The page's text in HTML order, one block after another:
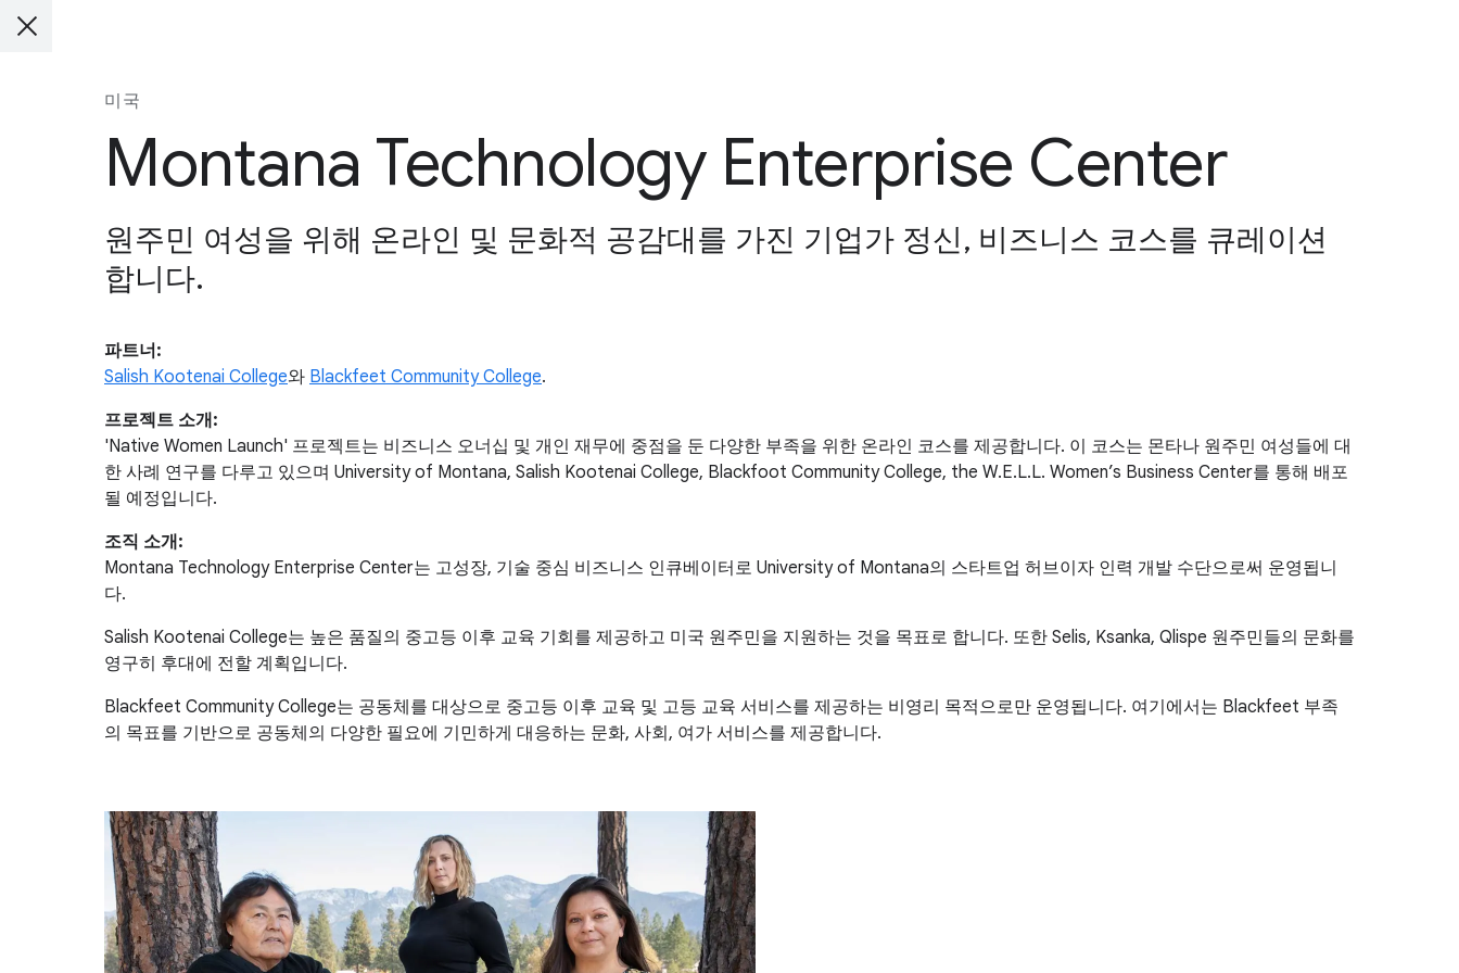
미국
Montana Technology Enterprise Center
원주민 여성을 위해 온라인 및 문화적 공감대를 가진 기업가 정신, 비즈니스 코스를 큐레이션
합니다.
파트너:
Salish Kootenai College와 Blackfeet Community College.
프로젝트 소개:
'Native Women Launch' 프로젝트는 비즈니스 오너십 및 개인 재무에 중점을 둔 다양한 부족을 위한 온라인 코스를 제공합니다. 이 코스는 몬타나 원주민 여성들에 대
한 사례 연구를 다루고 있으며 University of Montana, Salish Kootenai College, Blackfoot Community College, the W.E.L.L. Women’s Business Center를 통해 배포
될 예정입니다.
조직 소개:
Montana Technology Enterprise Center는 고성장, 기술 중심 비즈니스 인큐베이터로 University of Montana의 스타트업 허브이자 인력 개발 수단으로써 운영됩니
다.
Salish Kootenai College는 높은 품질의 중고등 이후 교육 기회를 제공하고 미국 원주민을 지원하는 것을 목표로 합니다. 또한 Selis, Ksanka, Qlispe 원주민들의 문화를
영구히 후대에 전할 계획입니다.
Blackfeet Community College는 공동체를 대상으로 중고등 이후 교육 및 고등 교육 서비스를 제공하는 비영리 목적으로만 운영됩니다. 여기에서는 Blackfeet 부족
의 목표를 기반으로 공동체의 다양한 필요에 기민하게 대응하는 문화, 사회, 여가 서비스를 제공합니다.